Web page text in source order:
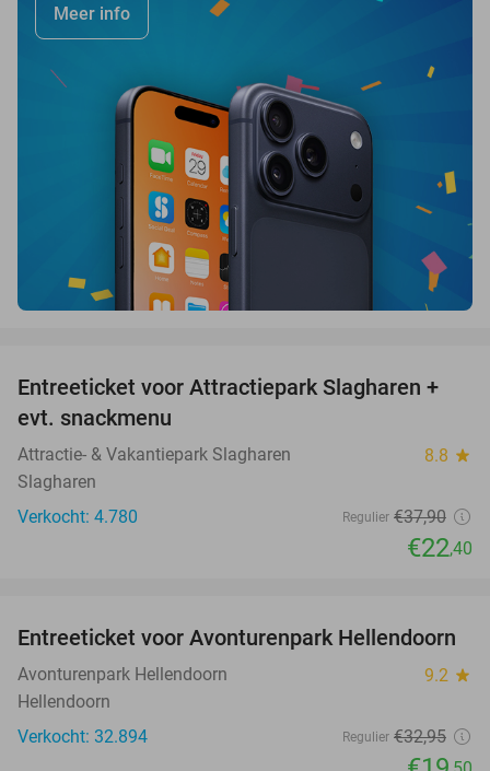
Meer info
41%
Entreeticket voor Attractiepark Slagharen +
evt. snackmenu
Attractie- & Vakantiepark Slagharen 8.8 star
Slagharen
Verkocht: 4.780
Regulier €37,90
€22,40
41%
Entreeticket voor Avonturenpark Hellendoorn
Avonturenpark Hellendoorn 9.2 star
Hellendoorn
Verkocht: 32.894
Regulier €32,95